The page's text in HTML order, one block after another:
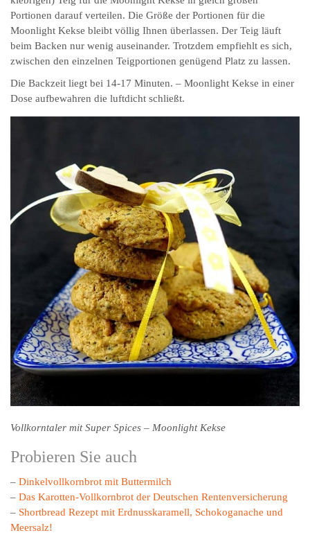
Portionen darauf verteilen. Die Größe der Portionen für die
Moonlight Kekse bleibt völlig Ihnen überlassen. Der Teig läuft
beim Backen nur wenig auseinander. Trotzdem empfiehlt es sich,
zwischen den einzelnen Teigportionen genügend Platz zu lassen.
Die Backzeit liegt bei 14-17 Minuten. – Moonlight Kekse in einer
Dose aufbewahren die luftdicht schließt.
Vollkorntaler mit Super Spices – Moonlight Kekse
Probieren Sie auch
– Dinkelvollkornbrot mit Buttermilch
– Das Karotten-Vollkornbrot der Deutschen Rentenversicherung
– Shortbread Rezept mit Erdnusskaramell, Schokoganache und
Meersalz!